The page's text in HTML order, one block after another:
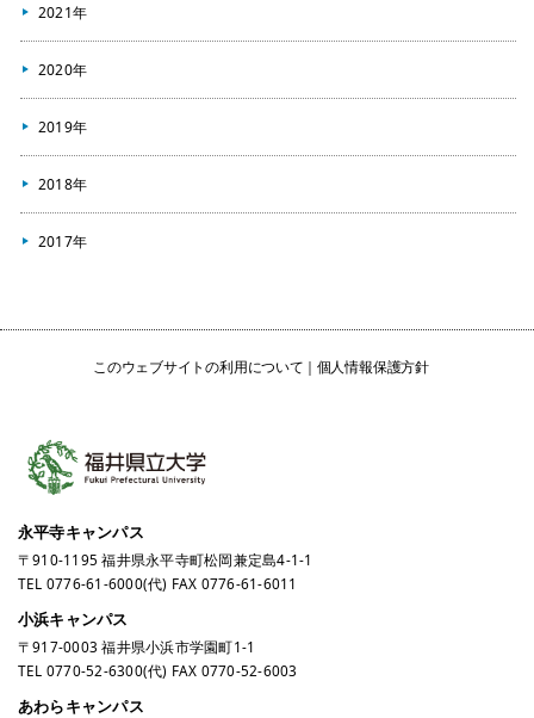
2021年
2020年
2019年
2018年
2017年
このウェブサイトの利用について 個人情報保護方針
永平寺キャンパス
〒910-1195 福井県永平寺町松岡兼定島4-1-1
TEL 0776-61-6000(代) FAX 0776-61-6011
小浜キャンパス
〒917-0003 福井県小浜市学園町1-1
TEL 0770-52-6300(代) FAX 0770-52-6003
あわらキャンパス